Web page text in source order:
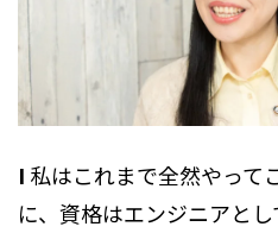
I 私はこれまで全然やって
に、資格はエンジニアと